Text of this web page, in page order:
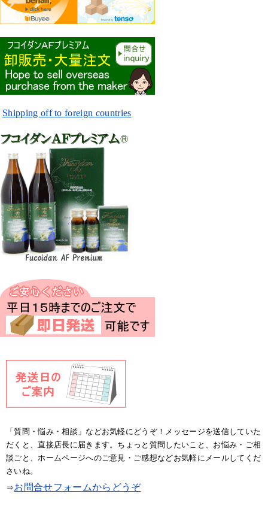
Shipping off to foreign countries
「質問・悩み・相談」などお気軽にどうぞ！メッセージを送信していた
だくと、直接店長に届きます。ちょっと質問したいこと、お悩み・ご相
談ごと、ホームページへのご意見・ご感想などお気軽にメールしてくだ
さいね。
⇒お問合せフォームからどうぞ